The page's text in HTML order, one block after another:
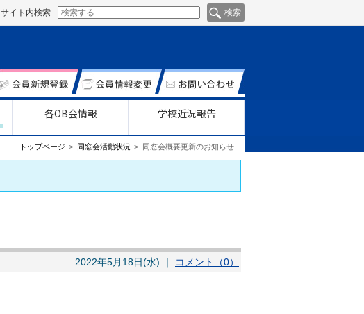
サイト内検索
各OB会情報 学校近況報告
トップページ 同窓会活動状況 同窓会概要更新のお知らせ
2022年5月18日(水) ｜ コメント（0）